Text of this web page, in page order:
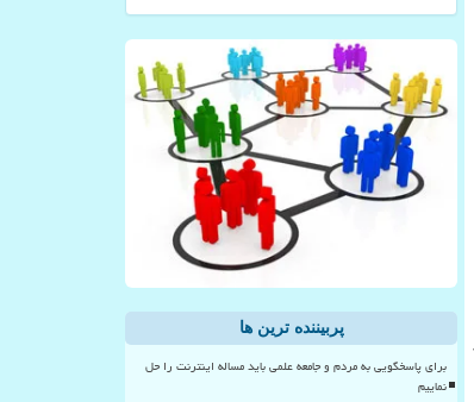
پربیننده ترین ها
برای پاسخگویی به مردم و جامعه علمی باید مساله اینترنت را حل
نماییم